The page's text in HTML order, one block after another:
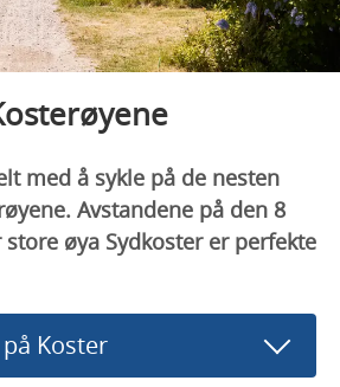
med å sykle på de nesten
Avstandene på den 8
øya Sydkoster er perfekte
Koster